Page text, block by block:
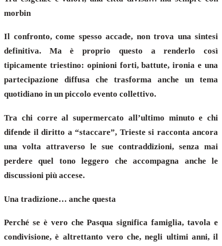
morbin
Il confronto, come spesso accade, non trova una sintesi
definitiva. Ma è proprio questo a renderlo così
tipicamente triestino: opinioni forti, battute, ironia e una
partecipazione diffusa che trasforma anche un tema
quotidiano in un piccolo evento collettivo.
Tra chi corre al supermercato all’ultimo minuto e chi
difende il diritto a “staccare”, Trieste si racconta ancora
una volta attraverso le sue contraddizioni, senza mai
perdere quel tono leggero che accompagna anche le
discussioni più accese.
Una tradizione… anche questa
Perché se è vero che Pasqua significa famiglia, tavola e
condivisione, è altrettanto vero che, negli ultimi anni, il